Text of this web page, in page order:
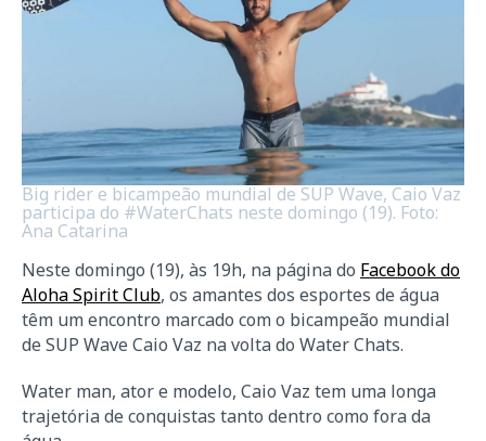
Big rider e bicampeão mundial de SUP Wave, Caio Vaz
participa do #WaterChats neste domingo (19). Foto:
Ana Catarina
Neste domingo (19), às 19h, na página do Facebook do
Aloha Spirit Club, os amantes dos esportes de água
têm um encontro marcado com o bicampeão mundial
de SUP Wave Caio Vaz na volta do Water Chats.
Water man, ator e modelo, Caio Vaz tem uma longa
trajetória de conquistas tanto dentro como fora da